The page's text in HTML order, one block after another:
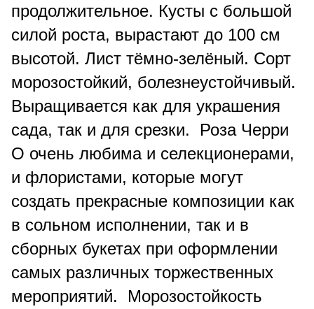
продолжительное. Кусты с большой
силой роста, вырастают до 100 см
высотой. Лист тёмно-зелёный. Сорт
морозостойкий, болезнеустойчивый.
Выращивается как для украшения
сада, так и для срезки. Роза Черри
О очень любима и селекционерами,
и флористами, которые могут
создать прекрасные композиции как
в сольном исполнении, так и в
сборных букетах при оформлении
самых различных торжественных
мероприятий. Морозостойкость